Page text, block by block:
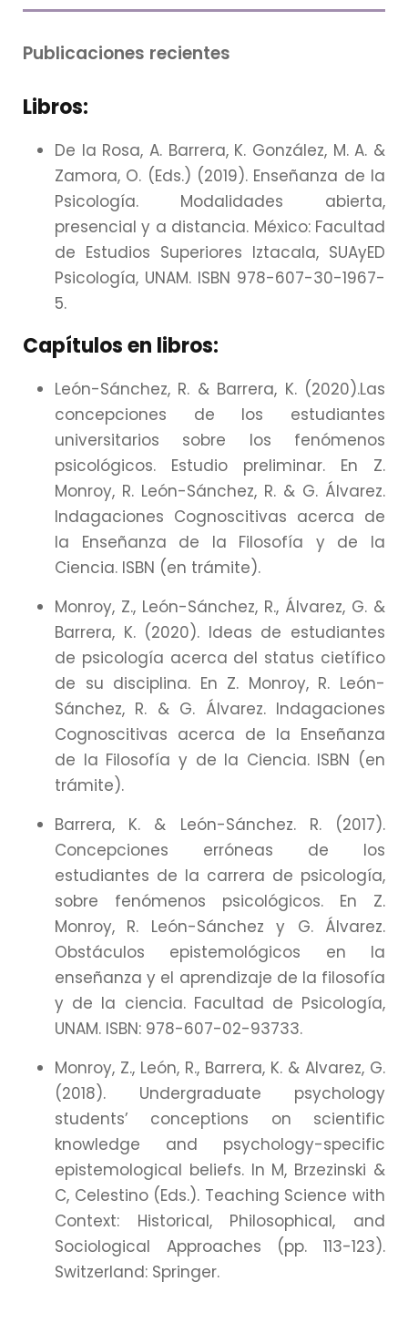
Publicaciones recientes
Libros:
De la Rosa, A. Barrera, K. González, M. A. &
Zamora, O. (Eds.) (2019). Enseñanza de la
Psicología. Modalidades abierta,
presencial y a distancia. México: Facultad
de Estudios Superiores Iztacala, SUAyED
Psicología, UNAM. ISBN 978-607-30-1967-
5.
Capítulos en libros:
León-Sánchez, R. & Barrera, K. (2020).Las
concepciones de los estudiantes
universitarios sobre los fenómenos
psicológicos. Estudio preliminar. En Z.
Monroy, R. León-Sánchez, R. & G. Álvarez.
Indagaciones Cognoscitivas acerca de
la Enseñanza de la Filosofía y de la
Ciencia. ISBN (en trámite).
Monroy, Z., León-Sánchez, R., Álvarez, G. &
Barrera, K. (2020). Ideas de estudiantes
de psicología acerca del status cietífico
de su disciplina. En Z. Monroy, R. León-
Sánchez, R. & G. Álvarez. Indagaciones
Cognoscitivas acerca de la Enseñanza
de la Filosofía y de la Ciencia. ISBN (en
trámite).
Barrera, K. & León-Sánchez. R. (2017).
Concepciones erróneas de los
estudiantes de la carrera de psicología,
sobre fenómenos psicológicos. En Z.
Monroy, R. León-Sánchez y G. Álvarez.
Obstáculos epistemológicos en la
enseñanza y el aprendizaje de la filosofía
y de la ciencia. Facultad de Psicología,
UNAM. ISBN: 978-607-02-93733.
Monroy, Z., León, R., Barrera, K. & Alvarez, G.
(2018). Undergraduate psychology
students’ conceptions on scientific
knowledge and psychology-specific
epistemological beliefs. In M, Brzezinski &
C, Celestino (Eds.). Teaching Science with
Context: Historical, Philosophical, and
Sociological Approaches (pp. 113-123).
Switzerland: Springer.